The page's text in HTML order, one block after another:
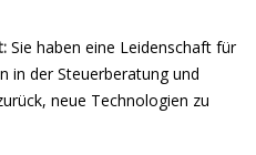
Sie haben eine Leidenschaft für
in der Steuerberatung und
neue Technologien zu